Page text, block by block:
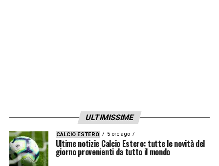
le cose. Le leggi le fa il Parlamento, non la
Federazione, quindi sarebbe stato più giusto
che il Parlamento si assumesse la
responsabilità di disegnare un nuovo
ULTIMISSIME
CALCIO ESTERO 5 ore ago
Ultime notizie Calcio Estero: tutte le novità del
giorno provenienti da tutto il mondo